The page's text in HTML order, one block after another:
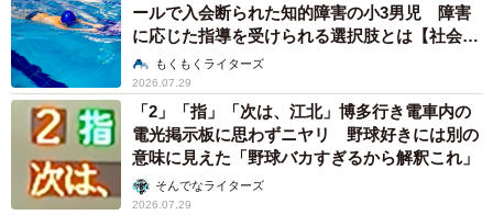
ールで入会断られた知的障害の小3男児 障害
に応じた指導を受けられる選択肢とは【社会福
祉士が解説】
もくもくライターズ
2026.07.29
「2」「指」「次は、江北」博多行き電車内の
電光掲示板に思わずニヤリ 野球好きには別の
意味に見えた「野球バカすぎるから解釈これ」
そんでなライターズ
2026.07.29